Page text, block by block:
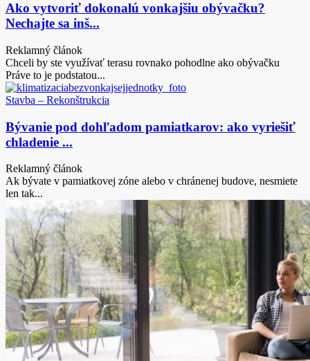
Ako vytvoriť dokonalú vonkajšiu obývačku?
Nechajte sa inš...
Reklamný článok
Chceli by ste využívať terasu rovnako pohodlne ako obývačku
Práve to je podstatou...
Stavba – Rekonštrukcia
Bývanie pod dohľadom pamiatkarov: ako vyriešiť
chladenie ...
Reklamný článok
Ak bývate v pamiatkovej zóne alebo v chránenej budove, nesmiete
len tak...